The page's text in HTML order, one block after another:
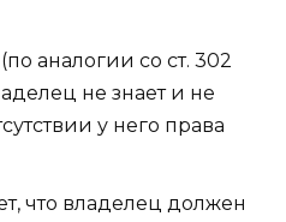
аналогии со ст. 302
не знает и не
у него права
что владелец должен